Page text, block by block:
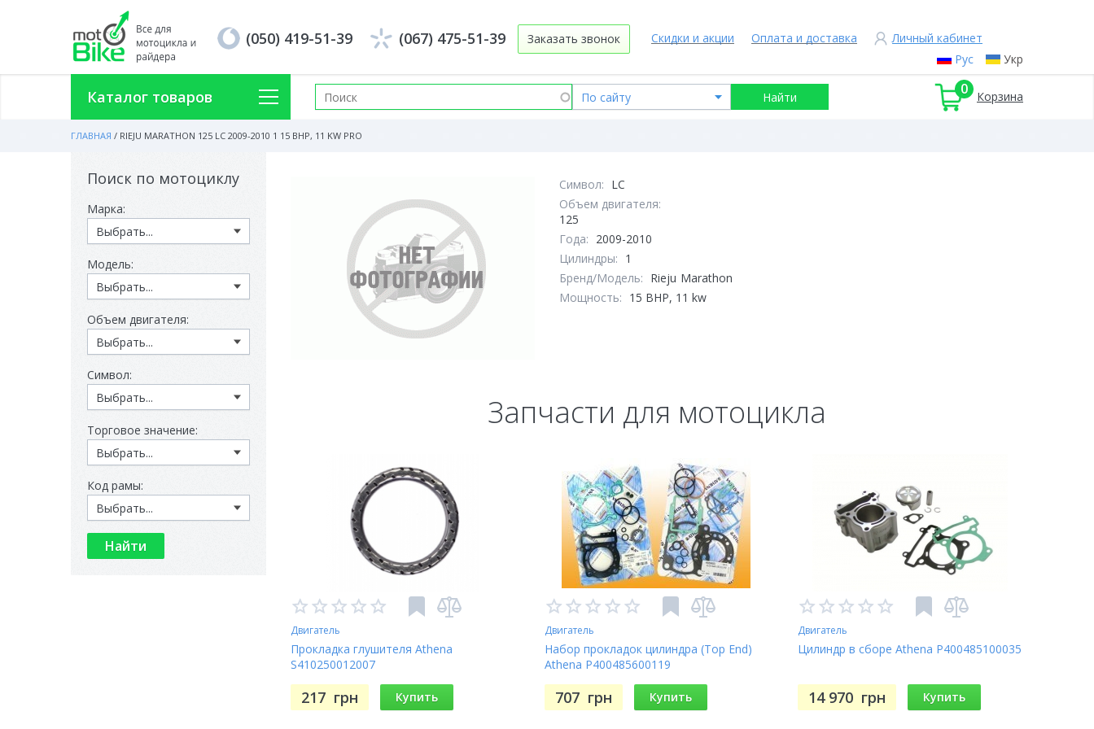
Рус Укр
Скидки и акции Оплата и доставка Личный кабинет
(050) 419-51-39 (067) 475-51-39 Заказать звонок
Каталог товаров 0 Корзина
ГЛАВНАЯ / RIEJU MARATHON 125 LC 2009-2010 1 15 BHP, 11 KW PRO
Символ: LC
Объем двигателя:
125
Года: 2009-2010
Цилиндры: 1
Бренд/Модель: Rieju Marathon
Мощность: 15 BHP, 11 kw
Запчасти для мотоцикла
Двигатель
Прокладка глушителя Athena
S410250012007
217 грн Купить
Двигатель
Набор прокладок цилиндра (Top End)
Athena P400485600119
707 грн Купить
Двигатель
Цилиндр в сборе Athena P400485100035
14 970 грн Купить
Поиск по мотоциклу
Марка:
Модель:
Объем двигателя:
Символ:
Торговое значение:
Код рамы: